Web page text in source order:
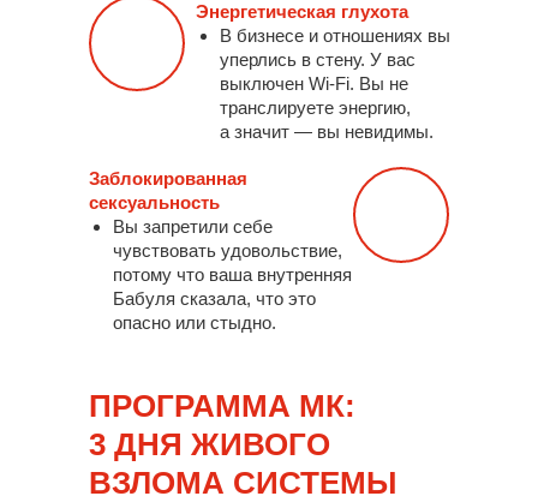
Заблокированная
сексуальность
Вы запретили себе
чувствовать удовольствие,
потому что ваша внутренняя
Бабуля сказала, что это
опасно или стыдно.
Энергетическая глухота
В бизнесе и отношениях вы
уперлись в стену. У вас
выключен Wi-Fi. Вы не
транслируете энергию,
а значит — вы невидимы.
ПРОГРАММА МК:
3 ДНЯ ЖИВОГО
ВЗЛОМА СИСТЕМЫ